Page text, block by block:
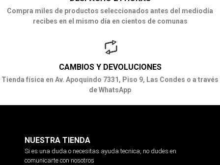
Compra miles de productos seleccionados antes del mediodía
recibes en el mismo día en cientos de comunas
CAMBIOS Y DEVOLUCIONES
Tienda física en Av. Apoquindo 7331, Piso 9, Las Condes o a través
de WhatsApp
NUESTRA TIENDA
Si es una duda o necesitas ayuda tecnica, no dudes en
comunicarte con nosotros